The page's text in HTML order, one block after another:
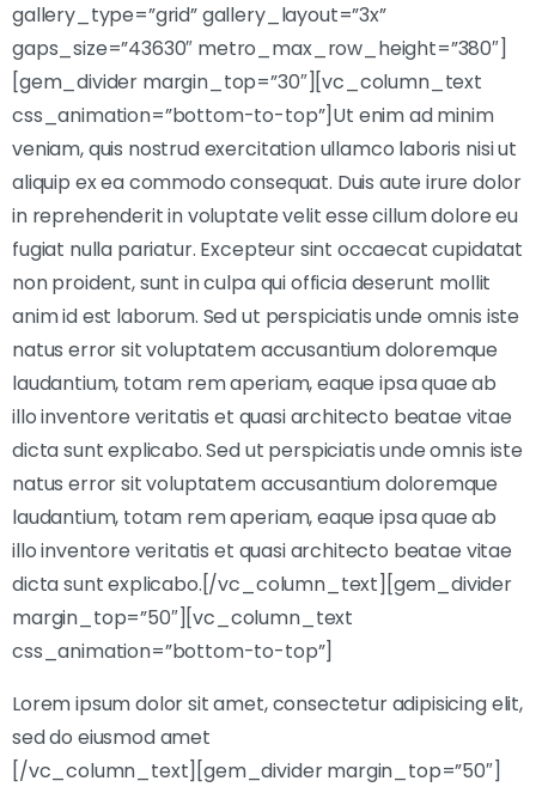
gallery_type=”grid” gallery_layout=”3x”
gaps_size=”43630″ metro_max_row_height=”380″]
[gem_divider margin_top=”30″][vc_column_text
css_animation=”bottom-to-top”]Ut enim ad minim
veniam, quis nostrud exercitation ullamco laboris nisi ut
aliquip ex ea commodo consequat. Duis aute irure dolor
in reprehenderit in voluptate velit esse cillum dolore eu
fugiat nulla pariatur. Excepteur sint occaecat cupidatat
non proident, sunt in culpa qui officia deserunt mollit
anim id est laborum. Sed ut perspiciatis unde omnis iste
natus error sit voluptatem accusantium doloremque
laudantium, totam rem aperiam, eaque ipsa quae ab
illo inventore veritatis et quasi architecto beatae vitae
dicta sunt explicabo. Sed ut perspiciatis unde omnis iste
natus error sit voluptatem accusantium doloremque
laudantium, totam rem aperiam, eaque ipsa quae ab
illo inventore veritatis et quasi architecto beatae vitae
dicta sunt explicabo.[/vc_column_text][gem_divider
margin_top=”50″][vc_column_text
css_animation=”bottom-to-top”]
Lorem ipsum dolor sit amet, consectetur adipisicing elit,
sed do eiusmod amet
[/vc_column_text][gem_divider margin_top=”50″]